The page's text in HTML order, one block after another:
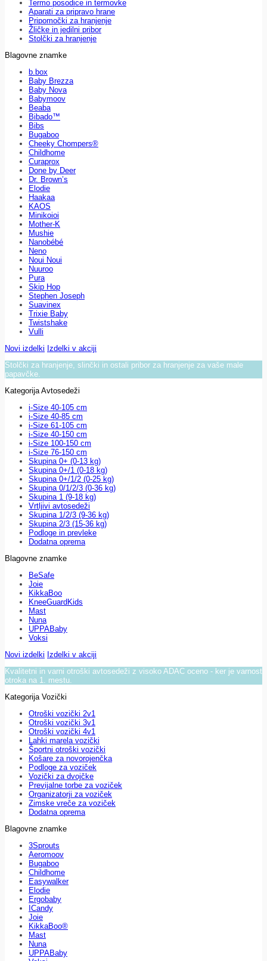
Termo posodice in termovke
Aparati za pripravo hrane
Pripomočki za hranjenje
Žličke in jedilni pribor
Stolčki za hranjenje
Blagovne znamke
b.box
Baby Brezza
Baby Nova
Babymoov
Beaba
Bibado™
Bibs
Bugaboo
Cheeky Chompers®
Childhome
Curaprox
Done by Deer
Dr. Brown’s
Elodie
Haakaa
KAOS
Minikoioi
Mother-K
Mushie
Nanobébé
Neno
Noui Noui
Nuuroo
Pura
Skip Hop
Stephen Joseph
Suavinex
Trixie Baby
Twistshake
Vulli
Novi izdelki Izdelki v akciji
Stolčki za hranjenje, slinčki in ostali pribor za hranjenje za vaše male
papavčke.
Kategorija Avtosedeži
i-Size 40-105 cm
i-Size 40-85 cm
i-Size 61-105 cm
i-Size 40-150 cm
i-Size 100-150 cm
i-Size 76-150 cm
Skupina 0+ (0-13 kg)
Skupina 0+/1 (0-18 kg)
Skupina 0+/1/2 (0-25 kg)
Skupina 0/1/2/3 (0-36 kg)
Skupina 1 (9-18 kg)
Vrtljivi avtosedeži
Skupina 1/2/3 (9-36 kg)
Skupina 2/3 (15-36 kg)
Podloge in prevleke
Dodatna oprema
Blagovne znamke
BeSafe
Joie
KikkaBoo
KneeGuardKids
Mast
Nuna
UPPABaby
Voksi
Novi izdelki Izdelki v akciji
Kvalitetni in varni otroški avtosedeži z visoko ADAC oceno - ker je varnost
otroka na 1. mestu.
Kategorija Vozički
Otroški vozički 2v1
Otroški vozički 3v1
Otroški vozički 4v1
Lahki marela vozički
Športni otroški vozički
Košare za novorojenčka
Podloge za voziček
Vozički za dvojčke
Previjalne torbe za voziček
Organizatorji za voziček
Zimske vreče za voziček
Dodatna oprema
Blagovne znamke
3Sprouts
Aeromoov
Bugaboo
Childhome
Easywalker
Elodie
Ergobaby
ICandy
Joie
KikkaBoo®
Mast
Nuna
UPPABaby